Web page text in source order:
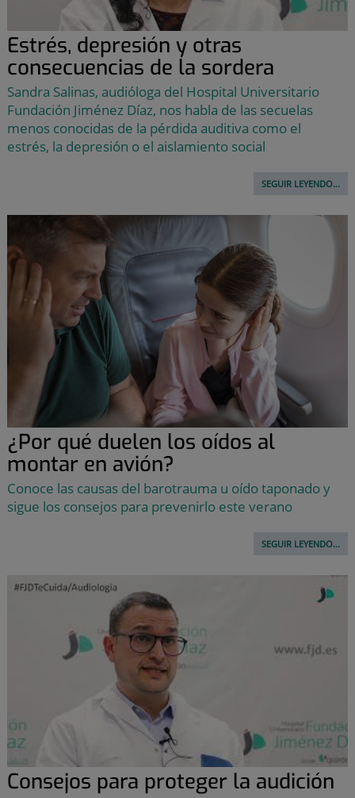
Estrés, depresión y otras
consecuencias de la sordera
Sandra Salinas, audióloga del Hospital Universitario
Fundación Jiménez Díaz, nos habla de las secuelas
menos conocidas de la pérdida auditiva como el
estrés, la depresión o el aislamiento social
SEGUIR LEYENDO...
¿Por qué duelen los oídos al
montar en avión?
Conoce las causas del barotrauma u oído taponado y
sigue los consejos para prevenirlo este verano
SEGUIR LEYENDO...
Consejos para proteger la audición